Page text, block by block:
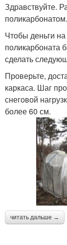
Здравствуйте.
поликарбонатом.
Чтобы деньги
поликарбоната
сделать
Проверьте,
каркаса. Шаг
снеговой
более 60 см.
читать дальше →